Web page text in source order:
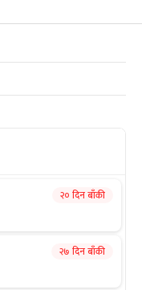
२० दिन बाँकी
२७ दिन बाँकी